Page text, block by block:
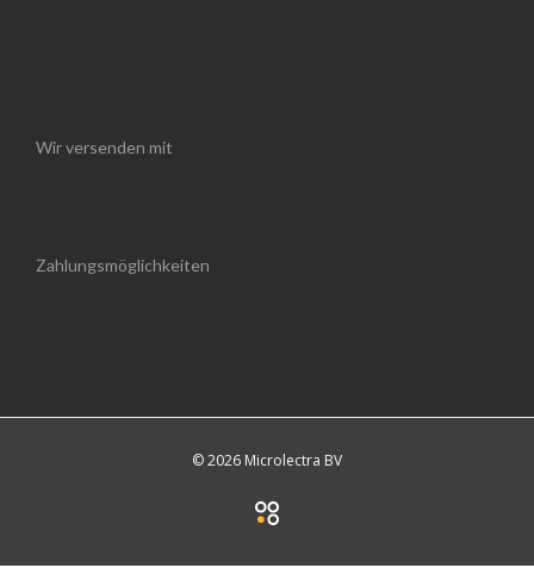
Wir versenden mit
Zahlungsmöglichkeiten
© 2026 Microlectra BV